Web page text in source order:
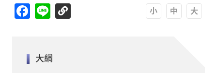
Facebook
Line
大綱